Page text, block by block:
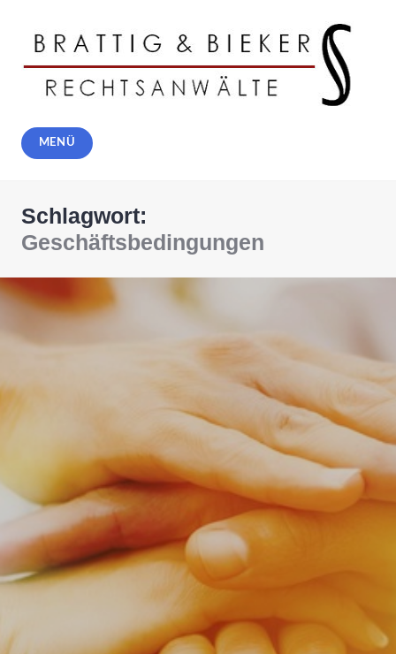
springen
Rechtsanwälte Brattig und Bieker,
Solingen
MENÜ
Schlagwort:
Geschäftsbedingungen